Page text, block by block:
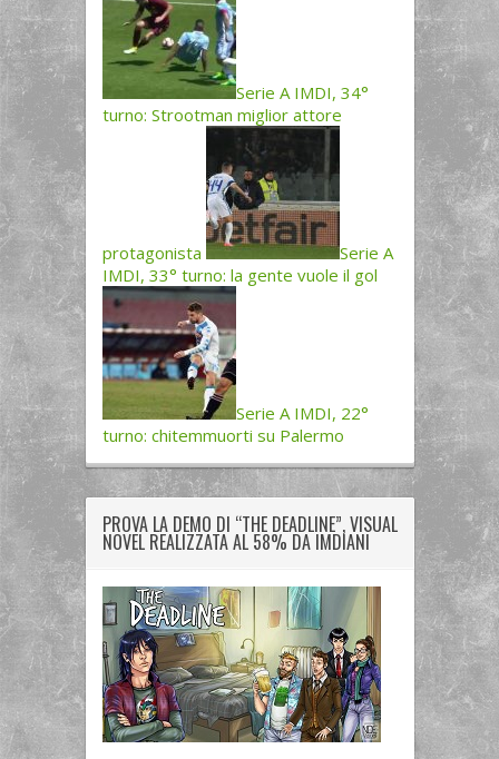
Serie A IMDI, 34°
turno: Strootman miglior attore
protagonista
Serie A
IMDI, 33° turno: la gente vuole il gol
Serie A IMDI, 22°
turno: chitemmuorti su Palermo
PROVA LA DEMO DI “THE DEADLINE”, VISUAL
NOVEL REALIZZATA AL 58% DA IMDIANI